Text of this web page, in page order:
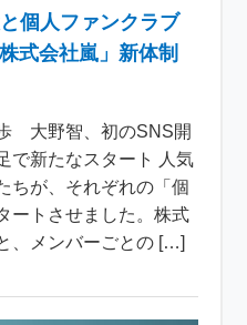
個人ファンクラブ
式会社嵐」新体制
大野智、初のSNS開
で新たなスタート 人気
ちが、それぞれの「個
ートさせました。株式
、メンバーごとの […]